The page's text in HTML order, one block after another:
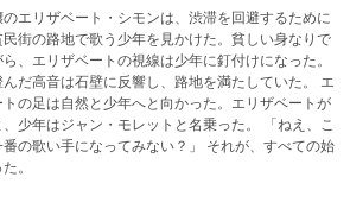
エリザベート・シモンは、渋滞を回避するために
民街の路地で歌う少年を見かけた。貧しい身なりで
、エリザベートの視線は少年に釘付けになった。
んだ高音は石壁に反響し、路地を満たしていた。 エ
トの足は自然と少年へと向かった。エリザベートが
少年はジャン・モレットと名乗った。 「ねえ、こ
の歌い手になってみない？」 それが、すべての始
。